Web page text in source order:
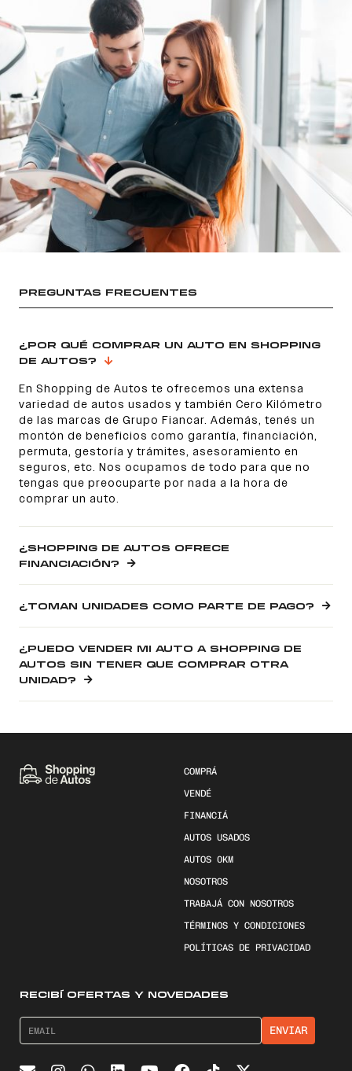
PREGUNTAS FRECUENTES
¿POR QUÉ COMPRAR UN AUTO EN SHOPPING
DE AUTOS?
En Shopping de Autos te ofrecemos una extensa
variedad de autos usados y también Cero Kilómetro
de las marcas de Grupo Fiancar. Además, tenés un
montón de beneficios como garantía, financiación,
permuta, gestoría y trámites, asesoramiento en
seguros, etc. Nos ocupamos de todo para que no
tengas que preocuparte por nada a la hora de
comprar un auto.
¿SHOPPING DE AUTOS OFRECE
FINANCIACIÓN?
¿TOMAN UNIDADES COMO PARTE DE PAGO?
¿PUEDO VENDER MI AUTO A SHOPPING DE
AUTOS SIN TENER QUE COMPRAR OTRA
UNIDAD?
COMPRÁ
VENDÉ
FINANCIÁ
AUTOS USADOS
AUTOS 0KM
NOSOTROS
TRABAJÁ CON NOSOTROS
TÉRMINOS Y CONDICIONES
POLÍTICAS DE PRIVACIDAD
RECIBÍ OFERTAS Y NOVEDADES